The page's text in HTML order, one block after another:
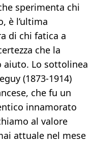
sperimenta chi
è l’ultima
di chi fatica a
che la
aiuto. Lo sottolinea
(1873-1914)
che fu un
innamorato
al valore
attuale nel mese